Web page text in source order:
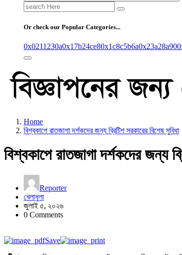
Search
for:
Or check our Popular Categories...
0x0211230a0x17b24ce80x1c8c5b6a0x23a28a90
Home
বিশ্বকাপে রাতজাগা দর্শকদের জন্য ব্রিটিশ সরকারের বিশেষ সুবিধা
বিশ্বকাপে রাতজাগা দর্শকদের জন্য
Reporter
খেলাধুলা
জুলাই ৫, ২০২৬
0 Comments
Save